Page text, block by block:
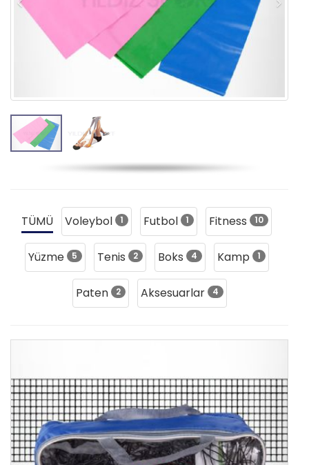
TÜMÜ Voleybol 1 Futbol 1 Fitness 10
Yüzme 5 Tenis 2 Boks 4 Kamp 1
Paten 2 Aksesuarlar 4